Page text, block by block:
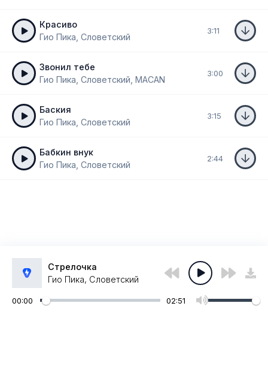
Красиво
Гио Пика, Словетский
3:11
Звонил тебе
Гио Пика, Словетский, MACAN
3:00
Баския
Гио Пика, Словетский
3:15
Бабкин внук
Гио Пика, Словетский
2:44
Стрелочка
Гио Пика, Словетский
00:00 02:51